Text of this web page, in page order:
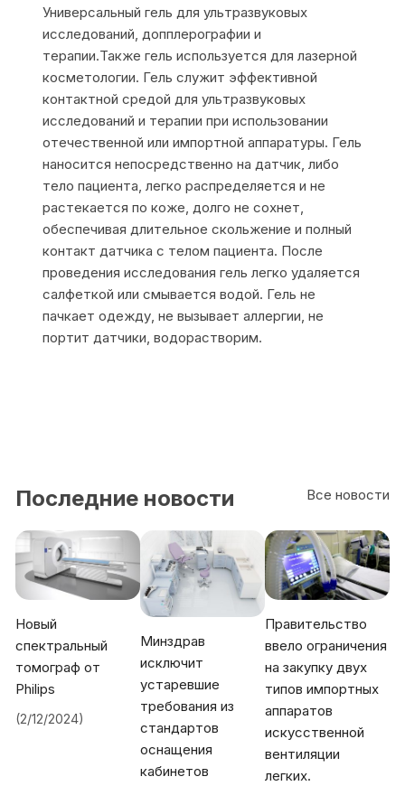
Универсальный гель для ультразвуковых
исследований, допплерографии и
терапии.Также гель используется для лазерной
косметологии. Гель служит эффективной
контактной средой для ультразвуковых
исследований и терапии при использовании
отечественной или импортной аппаратуры. Гель
наносится непосредственно на датчик, либо
тело пациента, легко распределяется и не
растекается по коже, долго не сохнет,
обеспечивая длительное скольжение и полный
контакт датчика с телом пациента. После
проведения исследования гель легко удаляется
салфеткой или смывается водой. Гель не
пачкает одежду, не вызывает аллергии, не
портит датчики, водорастворим.
Все новости
Последние новости
Новый
спектральный
томограф от
Philips
(2/12/2024)
Минздрав
исключит
устаревшие
требования из
стандартов
оснащения
кабинетов
Правительство
ввело ограничения
на закупку двух
типов импортных
аппаратов
искусственной
вентиляции
легких.